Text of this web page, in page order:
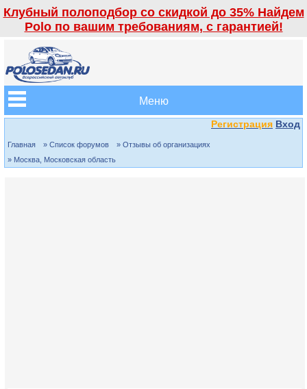
Клубный полоподбор со скидкой до 35% Найдем
Polo по вашим требованиям, с гарантией!
Меню
Регистрация Вход
Главная » Список форумов
» Отзывы об организациях
» Москва, Московская область